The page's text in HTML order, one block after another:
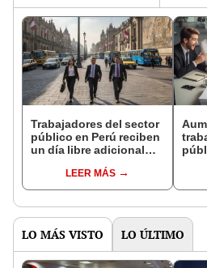
Trabajadores del sector
público en Perú reciben
un día libre adicional
deben cumplir con este
único requisito en 2025
LEER MÁS
a
LO MÁS VISTO LO ÚLTIMO